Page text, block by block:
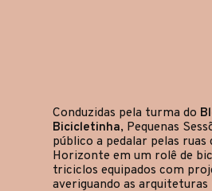
Conduzidas pela turma do
Bicicletinha, Pequenas
público a pedalar pelas ruas
Horizonte em um rolê de
triciclos equipados com
averiguando as arquiteturas